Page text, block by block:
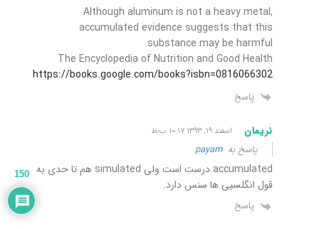
Although aluminum is not a heavy metal,
accumulated evidence suggests that this
substance may be harmful.
The Encyclopedia of Nutrition and Good Health
https://books.google.com/books?isbn=0816066302
پاسخ
نریمان اسفند ۱۹, ۱۳۹۳ ۱۰:۱۷ ب٫ظ
پاسخ بهpayam
accumulated درست است ولی simulated هم تا حدی به
قول انگلسیی ها سنس دارد.
پاسخ
150